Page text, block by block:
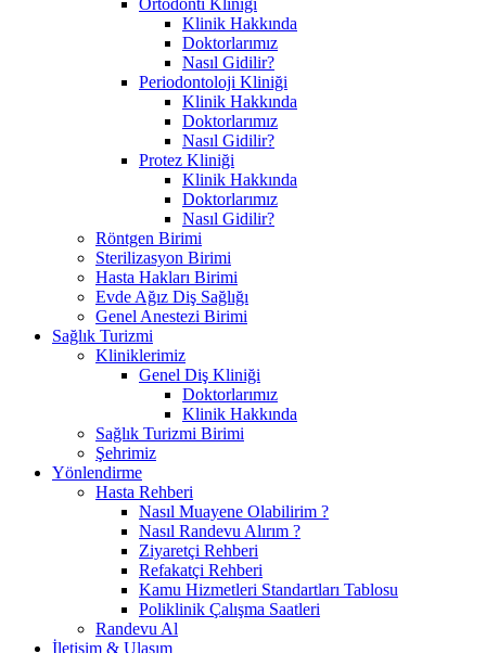
Klinik Hakkında
Doktorlarımız
Nasıl Gidilir?
Periodontoloji Kliniği
Klinik Hakkında
Doktorlarımız
Nasıl Gidilir?
Protez Kliniği
Klinik Hakkında
Doktorlarımız
Nasıl Gidilir?
Röntgen Birimi
Sterilizasyon Birimi
Hasta Hakları Birimi
Evde Ağız Diş Sağlığı
Genel Anestezi Birimi
Sağlık Turizmi
Kliniklerimiz
Genel Diş Kliniği
Doktorlarımız
Klinik Hakkında
Sağlık Turizmi Birimi
Şehrimiz
Yönlendirme
Hasta Rehberi
Nasıl Muayene Olabilirim ?
Nasıl Randevu Alırım ?
Ziyaretçi Rehberi
Refakatçi Rehberi
Kamu Hizmetleri Standartları Tablosu
Poliklinik Çalışma Saatleri
Randevu Al
İletişim & Ulaşım